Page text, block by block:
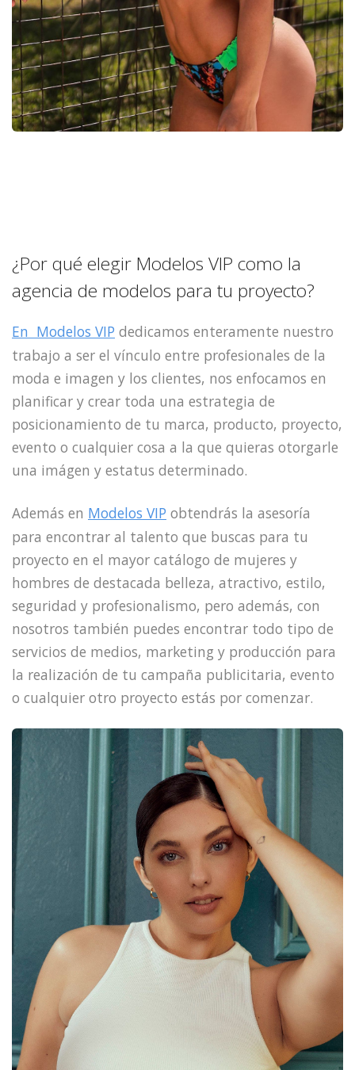
¿Por qué elegir Modelos VIP como la
agencia de modelos para tu proyecto?
En Modelos VIP dedicamos enteramente nuestro
trabajo a ser el vínculo entre profesionales de la
moda e imagen y los clientes, nos enfocamos en
planificar y crear toda una estrategia de
posicionamiento de tu marca, producto, proyecto,
evento o cualquier cosa a la que quieras otorgarle
una imágen y estatus determinado.
Además en Modelos VIP obtendrás la asesoría
para encontrar al talento que buscas para tu
proyecto en el mayor catálogo de mujeres y
hombres de destacada belleza, atractivo, estilo,
seguridad y profesionalismo, pero además, con
nosotros también puedes encontrar todo tipo de
servicios de medios, marketing y producción para
la realización de tu campaña publicitaria, evento
o cualquier otro proyecto estás por comenzar.